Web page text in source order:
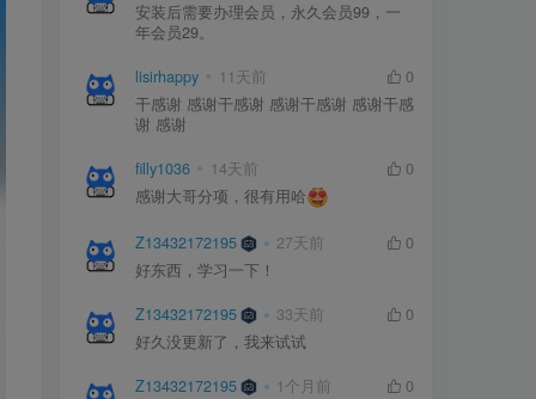
安装后需要办理会员，永久会员99，一
年会员29。
lisirhappy 11天前
0
干感谢 感谢干感谢 感谢干感谢 感谢干感
谢 感谢
filly1036 14天前
0
感谢大哥分项，很有用哈
Z13432172195 27天前
0
好东西，学习一下！
Z13432172195 33天前
0
好久没更新了，我来试试
Z13432172195 1个月前
0